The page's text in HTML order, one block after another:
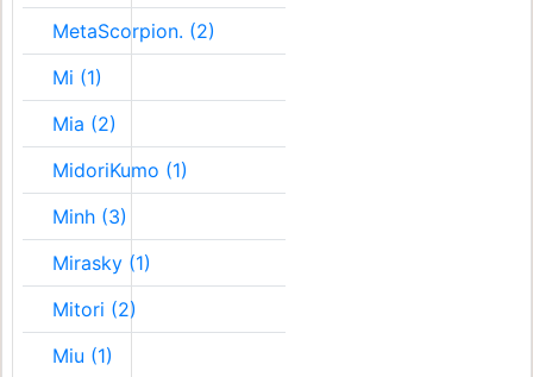
MetaScorpion. (2)
Mi (1)
Mia (2)
MidoriKumo (1)
Minh (3)
Mirasky (1)
Mitori (2)
Miu (1)